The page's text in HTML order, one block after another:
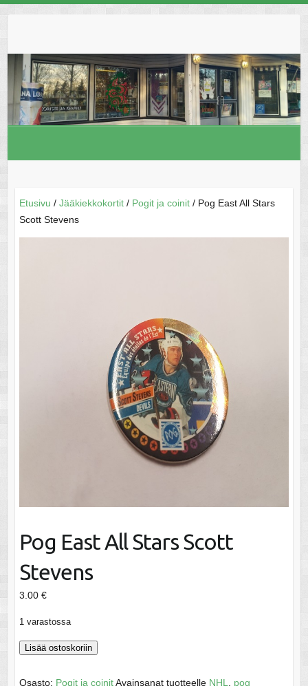
Etusivu / Jääkiekkokortit/ Pogit ja coinit/ Pog East All Stars
Scott Stevens
Pog East All Stars Scott
Stevens
3.00 €
1 varastossa
Pog
All
Lisää ostoskoriin
Osasto: Pogit ja coinitAvainsanat tuotteelle NHL pog